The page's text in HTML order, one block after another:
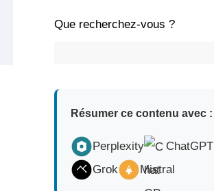
Que recherchez-vous ?
Résumer ce contenu avec :
Perplexity ChatGPT
Grok
Mistral